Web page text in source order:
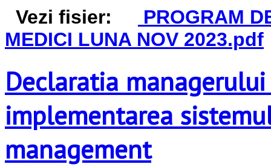
Vezi fisier:
PROGRAM
MEDICI LUNA NOV 2023.pdf
Declaratia
implementarea
management